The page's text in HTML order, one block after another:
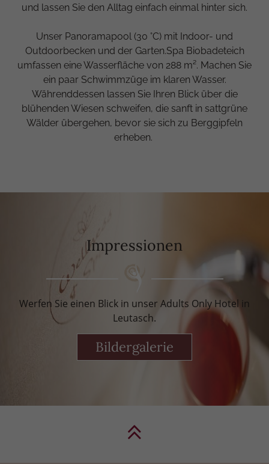
und lassen Sie den Alltag einfach einmal hinter sich.
Unser Panoramapool (30 °C) mit Indoor- und
Outdoorbecken und der Garten.Spa Biobadeteich
umfassen eine Wasserfläche von 288 m². Machen Sie
ein paar Schwimmzüge im klaren Wasser.
Währenddessen lassen Sie Ihren Blick über die
blühenden Wiesen schweifen, die sanft in sattgrüne
Wälder übergehen, bevor sie sich zu Berggipfeln
erheben.
Impressionen
Werfen Sie einen Blick in unser Adults Only Hotel in
Leutasch.
Bildergalerie